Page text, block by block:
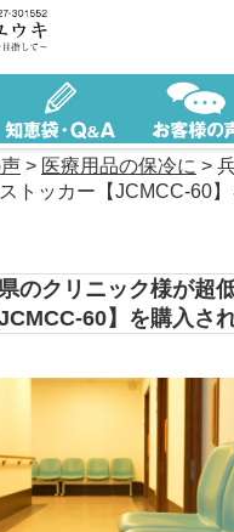
> 医療用品の保冷に >
トッカー【JCMCC-60
のクリニック様が超
60】を購入さ